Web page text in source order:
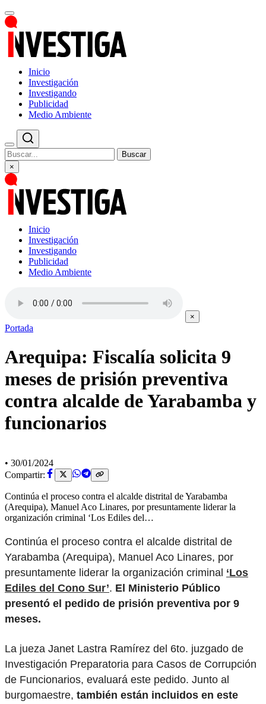
Inicio
Investigación
Investigando
Publicidad
Medio Ambiente
Buscar
×
Inicio
Investigación
Investigando
Publicidad
Medio Ambiente
×
Portada
Arequipa: Fiscalía solicita 9
meses de prisión preventiva
contra alcalde de Yarabamba y
funcionarios
• 30/01/2024
Compartir:
Continúa el proceso contra el alcalde distrital de Yarabamba
(Arequipa), Manuel Aco Linares, por presuntamente liderar la
organización criminal ‘Los Ediles del…
Continúa el proceso contra el alcalde distrital de
Yarabamba (Arequipa), Manuel Aco Linares, por
presuntamente liderar la organización criminal ‘Los
Ediles del Cono Sur’. El Ministerio Público
presentó el pedido de prisión preventiva por 9
meses.
La jueza Janet Lastra Ramírez del 6to. juzgado de
Investigación Preparatoria para Casos de Corrupción
de Funcionarios, evaluará este pedido. Junto al
burgomaestre, también están incluidos en este